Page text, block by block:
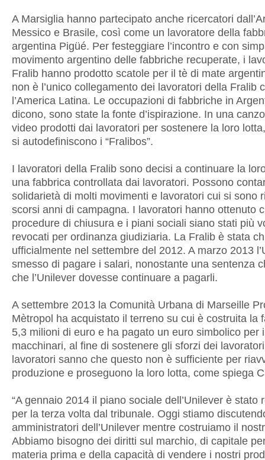
A Marsiglia hanno partecipato anche ricercatori
Messico e Brasile, così come un lavoratore della
argentina Pigüé. Per festeggiare l’incontro e con
movimento argentino delle fabbriche recuperate, i
Fralib hanno prodotto scatole per il tè di mate
non è l’unico collegamento dei lavoratori della Fralib
l’America Latina. Le occupazioni di fabbriche in
dicono, sono state la fonte d’ispirazione. In una
video prodotti dai lavoratori per sostenere la loro
si autodefiniscono i “Fralibos”.
I lavoratori della Fralib sono decisi a continuare la
una fabbrica controllata dai lavoratori. Possono
solidarietà di molti movimenti e lavoratori cui si sono
scorsi anni di campagna. I lavoratori hanno ottenuto
procedure di chiusura e i piani sociali siano stati più
revocati per ordinanza giudiziaria. La Fralib è stata
ufficialmente nel settembre del 2012. A marzo 2013
smesso di pagare i salari, nonostante una sentenza
che l’Unilever dovesse continuare a pagarli.
A settembre 2013 la Comunità Urbana di Marseille
Mètropol ha acquistato il terreno su cui è costruita la
5,3 milioni di euro e ha pagato un euro simbolico per i
macchinari, al fine di sostenere gli sforzi dei
lavoratori sanno che questo non è sufficiente per
produzione e proseguono la loro lotta, come spiega
“A gennaio 2014 il piano sociale dell’Unilever è stato
per la terza volta dal tribunale. Oggi stiamo
amministratori dell’Unilever mentre costruiamo il
Abbiamo bisogno dei diritti sul marchio, di capitale
materia prima e della capacità di vendere i nostri